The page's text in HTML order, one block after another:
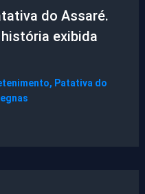
do Assaré.
exibida
, Patativa do